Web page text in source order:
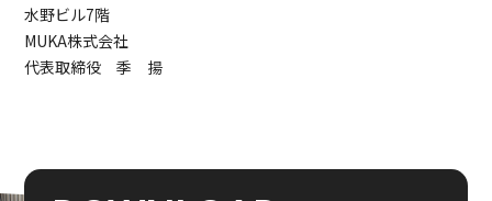
水野ビル7階
MUKA株式会社
代表取締役 季 揚